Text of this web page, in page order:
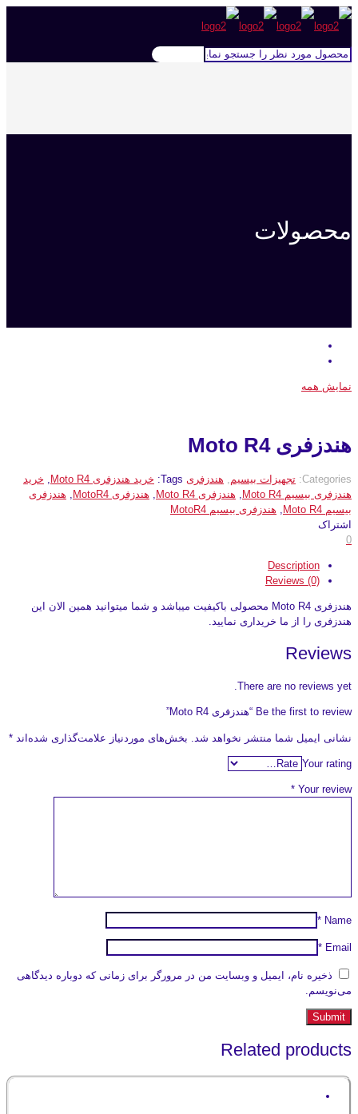
محصولات
نمایش همه
هندزفری Moto R4
Categories: تجهیزات بیسیم هندزفری Tags: خرید هندزفری Moto R4
خرید
هندزفری بیسیم Moto R4
هندزفری Moto R4 هندزفری MotoR4
هندزفری
بیسیم Moto R4
هندزفری بیسیم MotoR4
اشتراک
0
Description
Reviews (0)
هندزفری Moto R4 محصولی باکیفیت میباشد و شما میتوانید همین الان این
هندزفری را از ما خریداری نمایید.
Reviews
There are no reviews yet.
Be the first to review “هندزفری Moto R4”
نشانی ایمیل شما منتشر نخواهد شد. بخش‌های موردنیاز علامت‌گذاری شده‌اند *
Your rating
Your review
*
Name
*
Email
*
ذخیره نام، ایمیل و وبسایت من در مرورگر برای زمانی که دوباره دیدگاهی
می‌نویسم.
Related products